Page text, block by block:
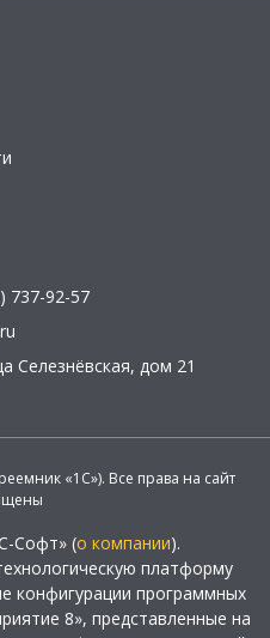
737-92-57
Селезнёвская, дом 21
«1С»). Все права на сайт
Софт» (о компании).
платформу
конфигурации программных
8», представленные на